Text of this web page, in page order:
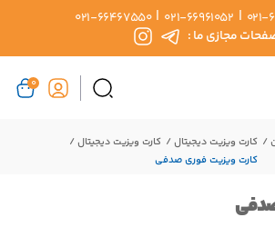
021-
|
021-66961052
|
021-66467550
مجازی ما :
0
کارت ویزیت دیجیتال
کارت ویزیت دیجیتال
کارت ویزیت فوری صدفی